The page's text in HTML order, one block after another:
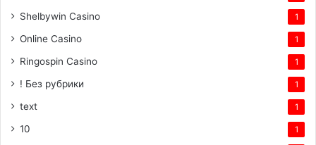
Shelbywin Casino 1
Online Casino 1
Ringospin Casino 1
! Без рубрики 1
text 1
10 1